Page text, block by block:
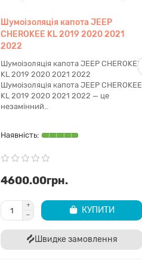
Шумоізоляція капота JEEP
CHEROKEE KL 2019 2020 2021
2022
Шумоізоляція капота JEEP CHEROKEE
KL 2019 2020 2021 2022
Шумоізоляція капота JEEP CHEROKEE
KL 2019 2020 2021 2022 — це
незамінний..
4600.00грн.
КУПИТИ
Швидке замовлення